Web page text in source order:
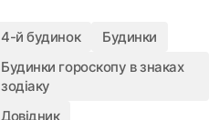
4-й будинок
Будинки
Будинки гороскопу в знаках
зодіаку
Довідник